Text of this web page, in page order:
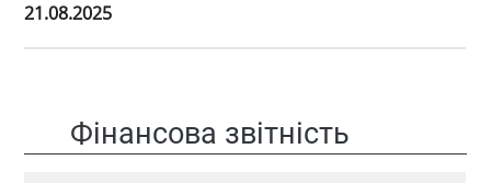
21.08.2025
Фінансова звітність